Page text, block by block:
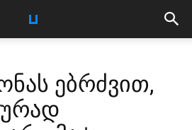
ებრძვით,